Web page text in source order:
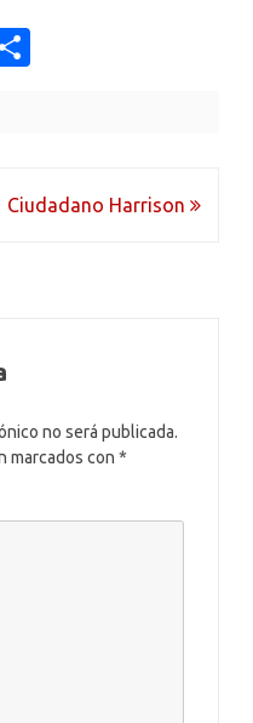
T
ar
Ciudadano Harrison
no será publicada.
marcados con *